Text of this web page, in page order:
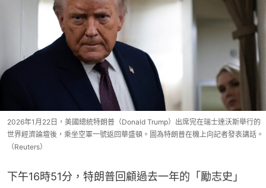
2026年1月22日，美國總統特朗普（Donald Trump）出席完在瑞士達沃斯舉行的
世界經濟論壇後，乘坐空軍一號返回華盛頓。圖為特朗普在機上向記者發表講話。
（Reuters）
下午16時51分，特朗普回顧過去一年的「勵志史」